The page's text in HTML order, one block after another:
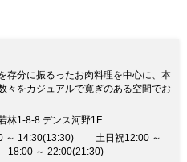
存分に振るったお肉料理を中心に、本
々をカジュアルで寛ぎのある空間でお
林1-8-8 デンス河野1F
14:30(13:30) 土日祝12:00 ～
18:00 ～ 22:00(21:30)